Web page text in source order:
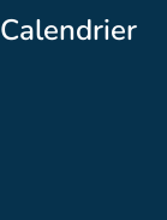
Calendrier